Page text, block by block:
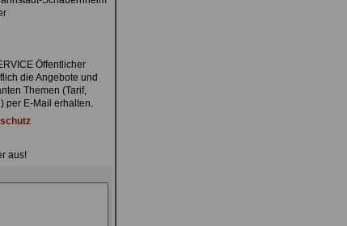
Öffentlicher
die Angebote und
Themen (Tarif,
per E-Mail erhalten.
aus!